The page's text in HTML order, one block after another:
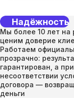
Надёжность
Мы более 10 лет на
ценим доверие
Работаем
прозрачно:
гарантирован, а при
несоответствии
договора —
деньги